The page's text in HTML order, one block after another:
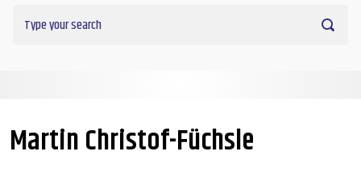
Martin Christof-Füchsle